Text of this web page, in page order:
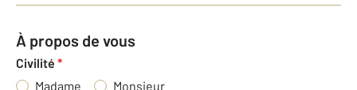
À propos de vous
Civilité *
Madame
Monsieur